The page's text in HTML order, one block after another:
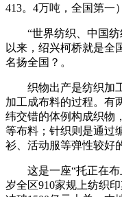
413。4万吨，全国第一
“世界纺织、中国纺
以来，绍兴柯桥就是全
名扬全国？。
织物出产是纺织加工
加工成布料的过程。
纬交错的体例构成织物
等布料；针织则是通过
衫、活动服等弹性较好
这是一座“托正在布
岁全区910家规上纺织